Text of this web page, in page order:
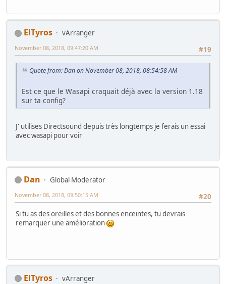
ElTyros
vArranger
#19
November 08, 2018, 09:47:20 AM
Quote from: Dan on November 08, 2018, 08:54:58 AM
Est ce que le Wasapi craquait déjà avec la version 1.18
sur ta config?
J' utilises Directsound depuis très longtemps je ferais un essai
avec wasapi pour voir
Dan
Global Moderator
#20
November 08, 2018, 09:50:15 AM
Si tu as des oreilles et des bonnes enceintes, tu devrais
remarquer une amélioration
ElTyros
vArranger